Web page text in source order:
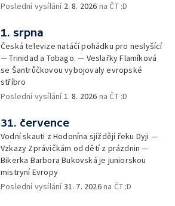
Poslední vysílání 2. 8. 2026 na ČT :D
1. srpna
Česká televize natáčí pohádku pro neslyšící
— Trinidad a Tobago. — Veslařky Flamíková
se Šantrůčkovou vybojovaly evropské
stříbro
Poslední vysílání1. 8. 2026 na ČT :D
31. července
Vodní skauti z Hodonína sjíždějí řeku Dyji —
Vzkazy Zprávičkám od dětí z prázdnin —
Bikerka Barbora Bukovská je juniorskou
mistryní Evropy
Poslední vysílání31. 7. 2026na ČT :D